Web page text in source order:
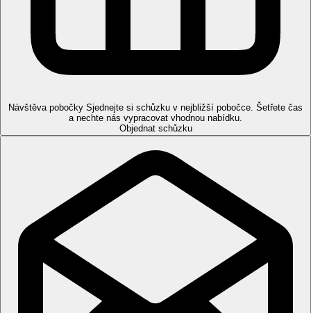
Snídaně, oběd a večeře formou bufetu.
Sportovní nabídka
Zdarma:
tenisový kurt (vybavení za poplatek), stolní tenis,
vodní sporty na pláži.
Dětský koutek, dětský bazén, dětská postýlka zdarma,
Wellness
Za poplatek: Spa ve vedlejším sesterském hotelu Sunrise Pearl
Resort. Různé druhy masáží, kosmetických balíčků, vnitřní
bazén, parní lázně, sauna.
Pro handicapované
Na vyžádání několi pokojů přizpůsobených pro handicapované
Návštěva pobočky Sjednejte si schůzku v nejbližší pobočce. Šetřete čas
a nechte nás vypracovat vhodnou nabídku.
Objednat schůzku